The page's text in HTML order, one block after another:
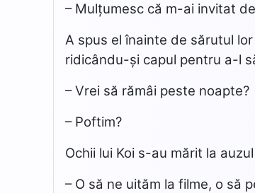
– Mulțumesc că m-ai invitat
A spus el înainte de sărutul
ridicându-și capul pentru a-l
– Vrei să rămâi peste noapte?
– Poftim?
Ochii lui Koi s-au mărit la
– O să ne uităm la filme, o să